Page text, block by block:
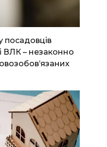
посадовців
ВЛК – незаконно